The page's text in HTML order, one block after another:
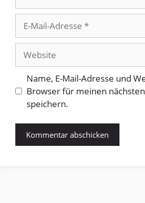
Mail-
Adresse
Website
Name, E-Mail-Adresse und
Browser für meinen
speichern.